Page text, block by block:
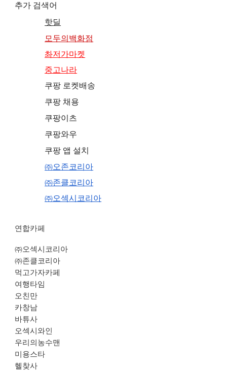
추가 검색어
핫딜
모두의백화점
촤저가마켓
중고나라
쿠팡 로켓배송
쿠팡 채용
쿠팡이츠
쿠팡와우
쿠팡 앱 설치
㈜오존코리아
㈜존클코리아
㈜오섹시코리아
연합카페
㈜오섹시코리아
㈜존클코리아
먹고가자카페
여행타임
오친만
카창남
바튜사
오섹시와인
우리의농수맨
미용스타
헬찾사